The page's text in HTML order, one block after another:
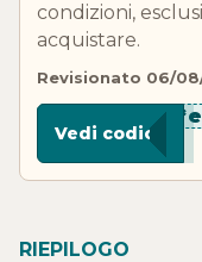
condizioni,
acquistare.
Revisionato 06/
Vedi codice
RIEPILOGO